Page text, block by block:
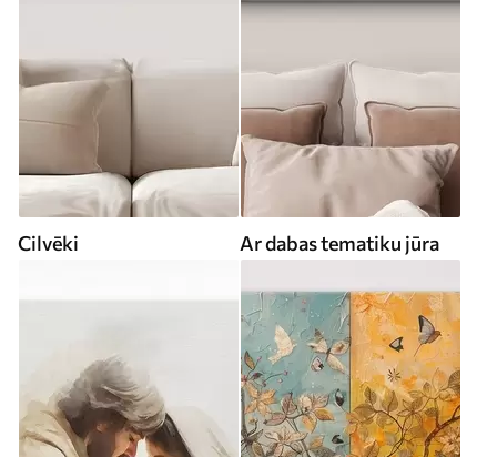
Cilvēki Ar dabas tematiku jūra